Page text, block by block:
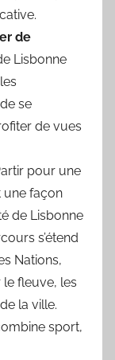
de
Lisbonne
se
de vues
pour une
une façon
de Lisbonne
s’étend
Nations,
fleuve, les
la ville.
sport,